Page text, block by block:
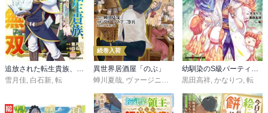
追放された転生貴族、外れスキルで内政無双～気ままに領地運営するはずが、スキル『ガチャ』のお陰で最強領地を作り上げてしまった～
雪月佳, 白石新, 転
続巻入荷
異世界居酒屋「のぶ」
蝉川夏哉, ヴァージニア二等兵 ,転
幼馴染のS級パーティーから追放された聖獣使い。万能支援魔法と仲間を増やして最強へ！
黒田高祥, かなりつ, 転